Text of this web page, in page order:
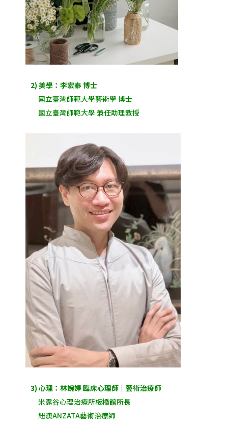
2) 美學：李宏泰 博士
國立臺灣師範大學藝術學 博士
國立臺灣師範大學 兼任助理教授
3) 心理：林婉婷 臨床心理師｜藝術治療師
米露谷心理治療所板橋館所長
紐澳ANZATA藝術治療師